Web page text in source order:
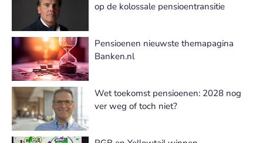
op de kolossale pensioentransitie
Pensioenen nieuwste themapagina
Banken.nl
Wet toekomst pensioenen: 2028 nog
ver weg of toch niet?